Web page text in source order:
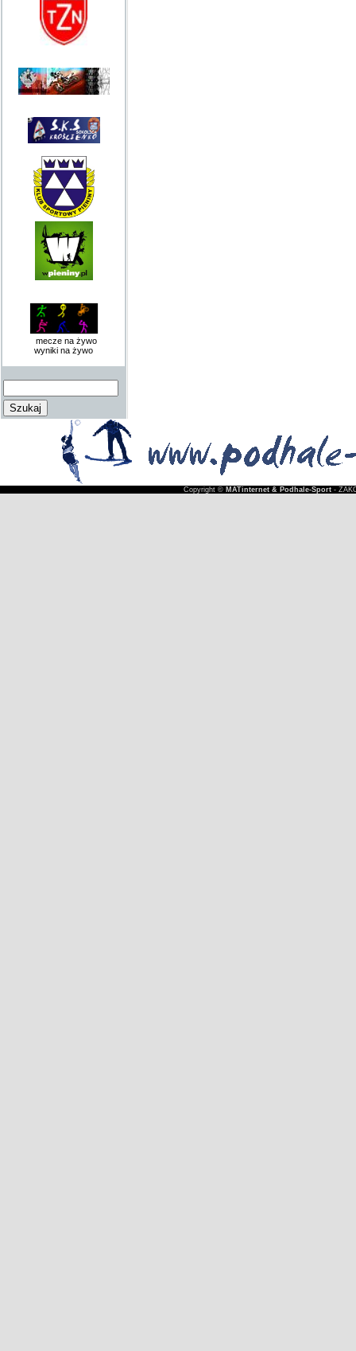
mecze na żywo
wyniki na żywo
Copyright © MATinternet & Podhale-Sport-